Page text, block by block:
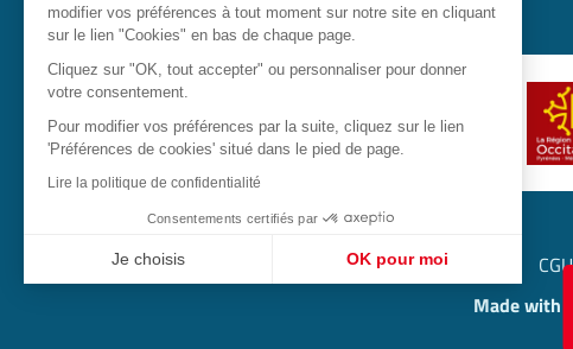
modifier vos préférences à tout moment sur notre site en cliquant
sur le lien "Cookies" en bas de chaque page.
Cliquez sur "OK, tout accepter" ou personnaliser pour donner
votre consentement.
Pour modifier vos préférences par la suite, cliquez sur le lien
'Préférences de cookies' situé dans le pied de page.
Lire la politique de confidentialité
Consentements certifiés par
Je choisis OK pour moi
Plateforme de Gestion du Consentement : Personnalisez vos
Notre plateforme vous permet d'adapter et de gérer vos
CGU
Made with